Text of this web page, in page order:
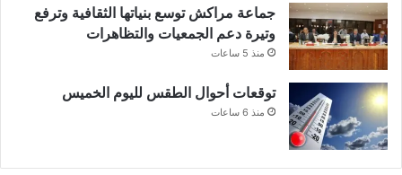
جماعة مراكش توسع بنياتها الثقافية وترفع
وتيرة دعم الجمعيات والتظاهرات
منذ 5 ساعات
توقعات أحوال الطقس لليوم الخميس
منذ 6 ساعات